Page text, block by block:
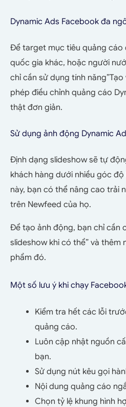
Dynamic Ads Facebook đa
Để target mục tiêu quảng cáo
quốc gia khác, hoặc người
chỉ cần sử dụng tính
phép điều chỉnh quảng cáo
thật đơn giản.
Sử dụng ảnh động Dynamic
Định dạng slideshow sẽ tự
khách hàng dưới nhiều góc
này, bạn có thể nâng cao trải
trên Newfeed của họ.
Để tạo ảnh động, bạn chỉ cần
slideshow khi có thể” và thêm
phẩm đó.
Một số lưu ý khi chạy
Kiểm tra hết các lỗi
quảng cáo.
Luôn cập nhật nguồn
bạn.
Sử dụng nút kêu gọi
Nội dung quảng cáo
Chọn tỷ lệ khung hình